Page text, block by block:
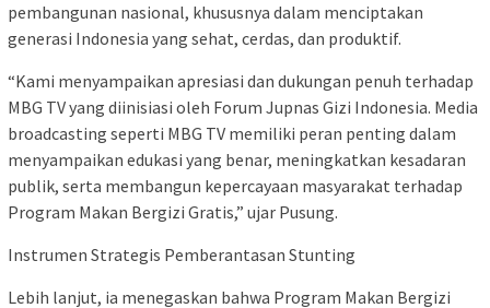
pembangunan nasional, khususnya dalam menciptakan
generasi Indonesia yang sehat, cerdas, dan produktif.
“Kami menyampaikan apresiasi dan dukungan penuh terhadap
MBG TV yang diinisiasi oleh Forum Jupnas Gizi Indonesia. Media
broadcasting seperti MBG TV memiliki peran penting dalam
menyampaikan edukasi yang benar, meningkatkan kesadaran
publik, serta membangun kepercayaan masyarakat terhadap
Program Makan Bergizi Gratis,” ujar Pusung.
Instrumen Strategis Pemberantasan Stunting
Lebih lanjut, ia menegaskan bahwa Program Makan Bergizi